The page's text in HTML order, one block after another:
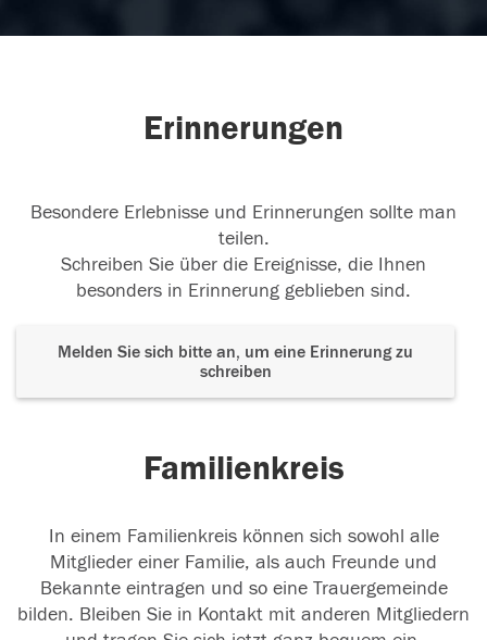
Erinnerungen
Besondere Erlebnisse und Erinnerungen sollte man
teilen.
Schreiben Sie über die Ereignisse, die Ihnen
besonders in Erinnerung geblieben sind.
Melden Sie sich bitte an, um eine Erinnerung zu
schreiben
Familienkreis
In einem Familienkreis können sich sowohl alle
Mitglieder einer Familie, als auch Freunde und
Bekannte eintragen und so eine Trauergemeinde
bilden. Bleiben Sie in Kontakt mit anderen Mitgliedern